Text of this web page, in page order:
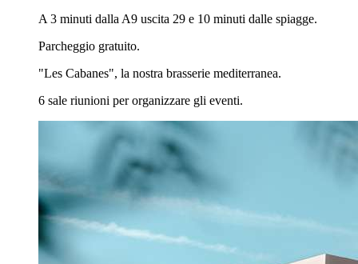
A 3 minuti dalla A9 uscita 29 e 10 minuti dalle spiagge.
Parcheggio gratuito.
"Les Cabanes", la nostra brasserie mediterranea.
6 sale riunioni per organizzare gli eventi.